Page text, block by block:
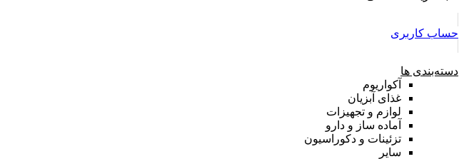
حساب کاربری
دسته‌بندی ها
آکواریوم
غذای آبزیان
لوازم و تجهیزات
آماده ساز و دارو
تزئینات و دکوراسیون
سایر